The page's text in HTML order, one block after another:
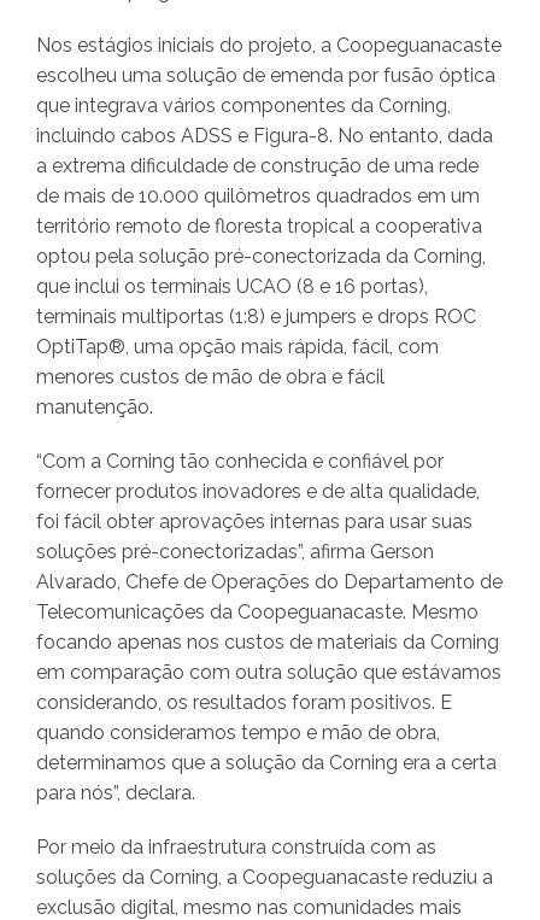
Nos estágios iniciais do projeto, a Coopeguanacaste
escolheu uma solução de emenda por fusão óptica
que integrava vários componentes da Corning,
incluindo cabos ADSS e Figura-8. No entanto, dada
a extrema dificuldade de construção de uma rede
de mais de 10.000 quilômetros quadrados em um
território remoto de floresta tropical a cooperativa
optou pela solução pré-conectorizada da Corning,
que inclui os terminais UCAO (8 e 16 portas),
terminais multiportas (1:8) e jumpers e drops ROC
OptiTap®, uma opção mais rápida, fácil, com
menores custos de mão de obra e fácil
manutenção.
“Com a Corning tão conhecida e confiável por
fornecer produtos inovadores e de alta qualidade,
foi fácil obter aprovações internas para usar suas
soluções pré-conectorizadas”, afirma Gerson
Alvarado, Chefe de Operações do Departamento de
Telecomunicações da Coopeguanacaste. Mesmo
focando apenas nos custos de materiais da Corning
em comparação com outra solução que estávamos
considerando, os resultados foram positivos. E
quando consideramos tempo e mão de obra,
determinamos que a solução da Corning era a certa
para nós”, declara.
Por meio da infraestrutura construída com as
soluções da Corning, a Coopeguanacaste reduziu a
exclusão digital, mesmo nas comunidades mais